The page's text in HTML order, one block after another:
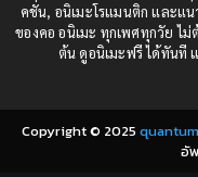
Comic Book การ์ตูน
Coming-of-Age ก้า
1980
คชั่น, อนิเมะโรแมนติก และแ
ของคอ อนิเมะ ทุกเพศทุกวัย ไม่
ต้น ดูอนิเมะฟรี ได้ทันที
Copyright © 2025
อั